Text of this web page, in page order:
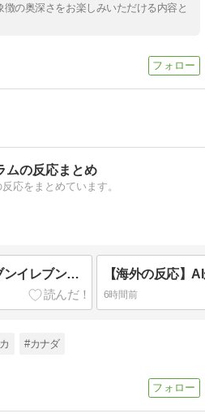
の奥深さをお楽しみいただける内容と
ムの反応まとめ
応をまとめています。
【海外の反応】日本のセブンイレブンは最高！米企業が真似できない理由に海外から称賛の声
6時間前
#カナダ